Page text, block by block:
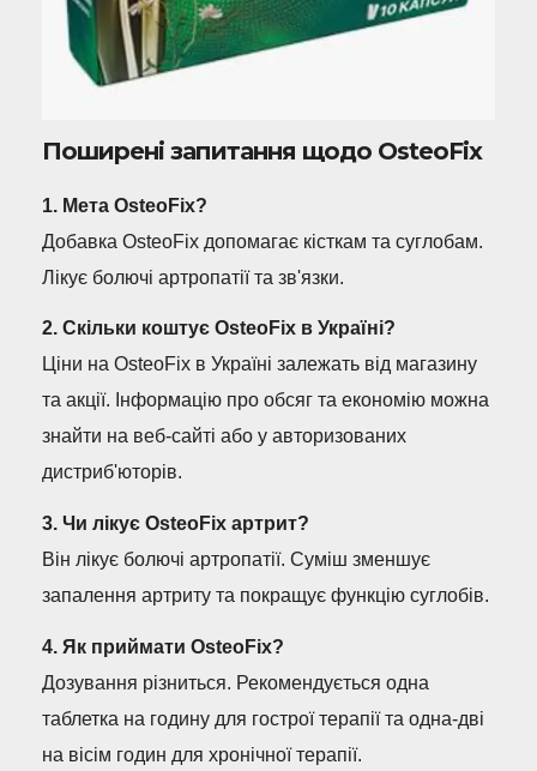
Поширені запитання щодо OsteoFix
1. Мета OsteoFix?
Добавка OsteoFix допомагає кісткам та суглобам.
Лікує болючі артропатії та зв'язки.
2. Скільки коштує OsteoFix в Україні?
Ціни на OsteoFix в Україні залежать від магазину
та акції. Інформацію про обсяг та економію можна
знайти на веб-сайті або у авторизованих
дистриб'юторів.
3. Чи лікує OsteoFix артрит?
Він лікує болючі артропатії. Суміш зменшує
запалення артриту та покращує функцію суглобів.
4. Як приймати OsteoFix?
Дозування різниться. Рекомендується одна
таблетка на годину для гострої терапії та одна-дві
на вісім годин для хронічної терапії.